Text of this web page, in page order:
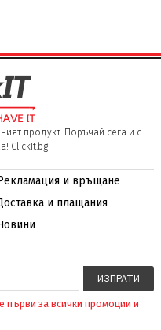
продукт. Поръчай сега и с
ClickIt.bg
и връщане
и плащания
първи за всички промоции и